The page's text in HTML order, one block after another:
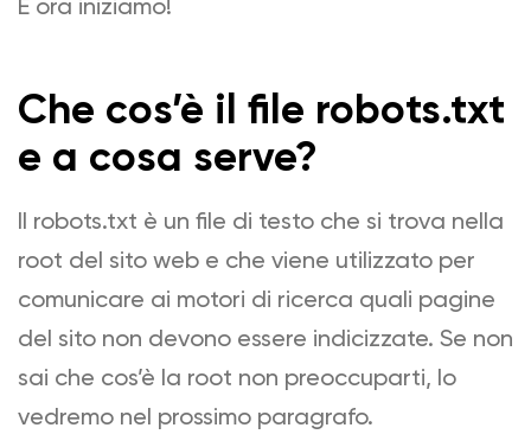
E ora iniziamo!
Che cos’è il file robots.txt
e a cosa serve?
Il robots.txt è un file di testo che si trova nella
root del sito web e che viene utilizzato per
comunicare ai motori di ricerca quali pagine
del sito non devono essere indicizzate. Se non
sai che cos’è la root non preoccuparti, lo
vedremo nel prossimo paragrafo.